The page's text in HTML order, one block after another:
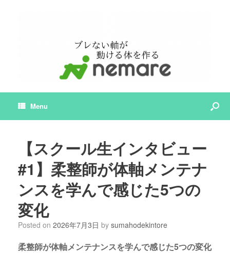
Menu
【スクール生インタビュー
#1】柔整師が体軸メンテナ
ンスを学んで感じた5つの
変化
Posted on 2026年7月3日 by sumahodekintore
柔整師が体軸メンテナンスを学んで感じた5つの変化